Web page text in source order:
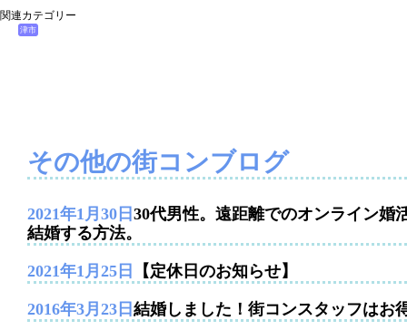
関連カテゴリー
津市
その他の街コンブログ
2021年1月30日 30代男性。遠距離でのオンライン婚
結婚する方法。
2021年1月25日 【定休日のお知らせ】
2016年3月23日 結婚しました！街コンスタッフはお